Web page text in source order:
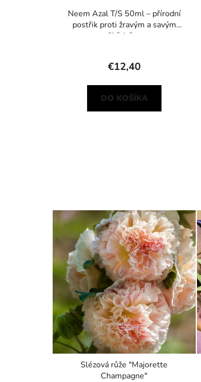
Neem Azal T/S 50ml – přírodní
postřik proti žravým a savým
škůdcům
€12,40
DO KOŠÍKA
Slézová růže "Majorette
Champagne"